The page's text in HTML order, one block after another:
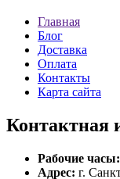
Главная
Блог
Доставка
Оплата
Контакты
Карта сайта
Контактная
Рабочие часы:
Адрес: г.